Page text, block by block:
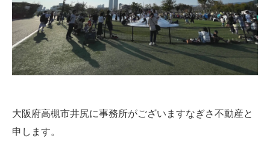
大阪府高槻市井尻に事務所がございますなぎさ不動産と
申します。